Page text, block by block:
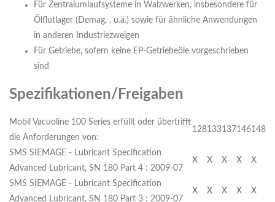
Für Zentralumlaufsysteme in Walzwerken, insbesondere für
Ölflutlager (Demag, , u.ä.) sowie für ähnliche Anwendungen
in anderen Industriezweigen
Für Getriebe, sofern keine EP-Getriebeöle vorgeschrieben
sind
Spezifikationen/Freigaben
Mobil Vacuoline 100 Series erfüllt oder übertrifft
die Anforderungen von:
128133137146148
SMS SIEMAGE - Lubricant Specification
Advanced Lubricant, SN 180 Part 4 : 2009-07
X X X X X
SMS SIEMAGE - Lubricant Specification
Advanced Lubricant, SN 180 Part 3 : 2009-07
X X X X X